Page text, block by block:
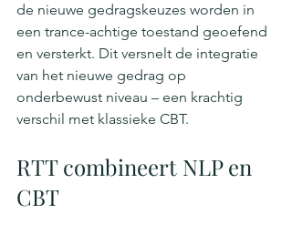
de nieuwe gedragskeuzes worden in
een trance-achtige toestand geoefend
en versterkt. Dit versnelt de integratie
van het nieuwe gedrag op
onderbewust niveau – een krachtig
verschil met klassieke CBT.
RTT combineert NLP en
CBT